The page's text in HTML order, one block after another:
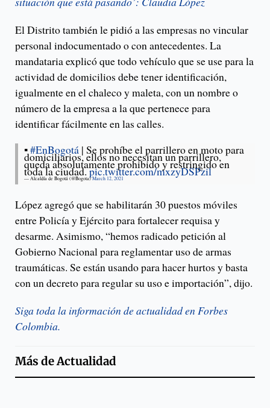
El Distrito también le pidió a las empresas no vincular
personal indocumentado o con antecedentes. La
mandataria explicó que todo vehículo que se use para la
actividad de domicilios debe tener identificación,
igualmente en el chaleco y maleta, con un nombre o
número de la empresa a la que pertenece para
identificar fácilmente en las calles.
▪️#EnBogotá | Se prohíbe el parrillero en moto para
domiciliarios, ellos no necesitan un parrillero,
queda absolutamente prohibido y restringido en
toda la ciudad.pic.twitter.com/mxzyDSPzil
— Alcaldía de Bogotá (@Bogota)March 12, 2021
López agregó que se habilitarán 30 puestos móviles
entre Policía y Ejército para fortalecer requisa y
desarme. Asimismo, “hemos radicado petición al
Gobierno Nacional para reglamentar uso de armas
traumáticas. Se están usando para hacer hurtos y basta
con un decreto para regular su uso e importación”, dijo.
Siga toda la información de actualidad en Forbes
Colombia.
Más deActualidad